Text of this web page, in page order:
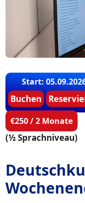
Start:
Buchen
€250 / 2 Monate
(½ Sprachniveau)